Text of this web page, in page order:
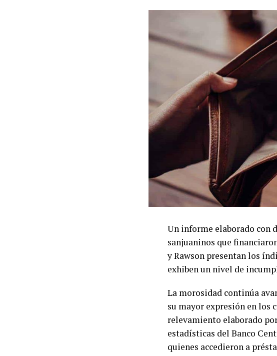
Un informe elaborado con
sanjuaninos que
y Rawson presentan los
exhiben un nivel de
La morosidad continúa
su mayor expresión en los
relevamiento elaborado
estadísticas del Banco
quienes accedieron a